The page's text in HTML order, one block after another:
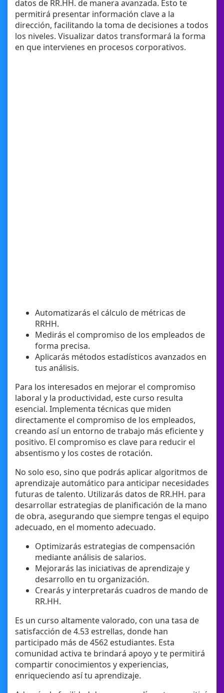
datos de RR.HH. de manera avanzada. Esto te
permitirá presentar información clave a la
dirección, facilitando la toma de decisiones a todos
los niveles. Visualizar datos transformará la forma
en que intervienes en procesos corporativos.
Automatizarás el cálculo de métricas de
RRHH.
Medirás el compromiso de los empleados de
forma precisa.
Aplicarás métodos estadísticos avanzados en
tus análisis.
Para los interesados en mejorar el compromiso
laboral y la productividad, este curso resulta
esencial. Implementa técnicas que miden
directamente el compromiso de los empleados,
creando así un entorno de trabajo más eficiente y
positivo. El compromiso es clave para reducir el
absentismo y los costes de rotación.
No solo eso, sino que podrás aplicar algoritmos de
aprendizaje automático para anticipar necesidades
futuras de talento. Utilizarás datos de RR.HH. para
desarrollar estrategias de planificación de la mano
de obra, asegurando que siempre tengas el equipo
adecuado, en el momento adecuado.
Optimizarás estrategias de compensación
mediante análisis de salarios.
Mejorarás las iniciativas de aprendizaje y
desarrollo en tu organización.
Crearás y interpretarás cuadros de mando de
RR.HH.
Es un curso altamente valorado, con una tasa de
satisfacción de 4.53 estrellas, donde han
participado más de 4562 estudiantes. Esta
comunidad activa te brindará apoyo y te permitirá
compartir conocimientos y experiencias,
enriqueciendo así tu aprendizaje.